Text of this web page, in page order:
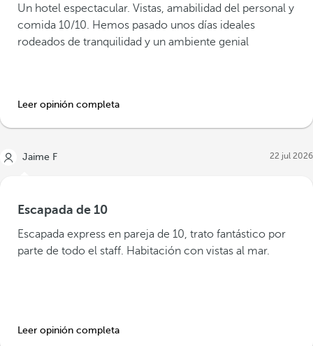
Un hotel espectacular. Vistas, amabilidad del personal y
comida 10/10. Hemos pasado unos días ideales
rodeados de tranquilidad y un ambiente genial
Leer opinión completa
Jaime F 22 jul 2026
Escapada de 10
Escapada express en pareja de 10, trato fantástico por
parte de todo el staff. Habitación con vistas al mar.
Leer opinión completa